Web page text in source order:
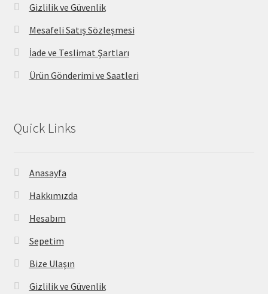
Gizlilik ve Güvenlik
Mesafeli Satış Sözleşmesi
İade ve Teslimat Şartları
Ürün Gönderimi ve Saatleri
Quick Links
Anasayfa
Hakkımızda
Hesabım
Sepetim
Bize Ulaşın
Gizlilik ve Güvenlik